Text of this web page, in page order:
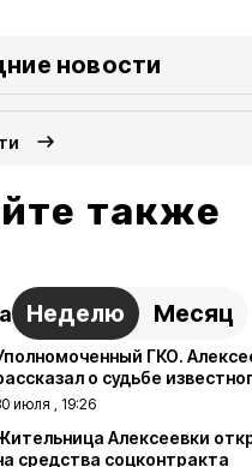
новости
также
Неделю Месяц
ГКО.
о судьбе
июля , 19:26
Алексеевки
средства соцконтракта